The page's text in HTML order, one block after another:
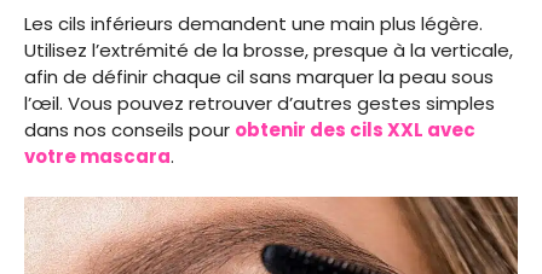
Les cils inférieurs demandent une main plus légère.
Utilisez l’extrémité de la brosse, presque à la verticale,
afin de définir chaque cil sans marquer la peau sous
l’œil. Vous pouvez retrouver d’autres gestes simples
dans nos conseils pour obtenir des cils XXL avec
votre mascara.